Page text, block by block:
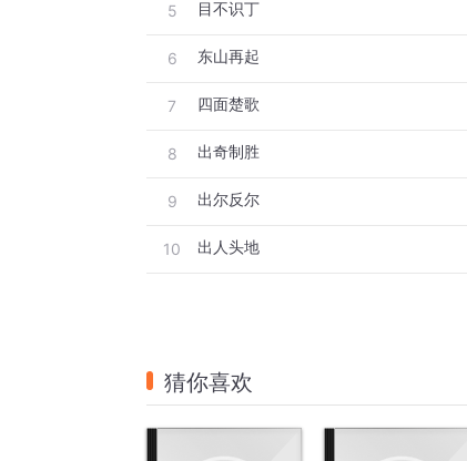
5 目不识丁
6 东山再起
7 四面楚歌
8 出奇制胜
9 出尔反尔
10 出人头地
猜你喜欢